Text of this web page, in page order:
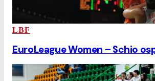
LBF
EuroLeague Women – Schio